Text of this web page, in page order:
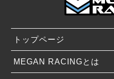
トップページ
MEGAN RACINGとは